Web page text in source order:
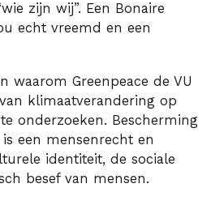
zijn wij”. Een Bonaire
echt vreemd en een
waarom Greenpeace de VU
klimaatverandering op
onderzoeken. Bescherming
een mensenrecht en
identiteit, de sociale
besef van mensen.